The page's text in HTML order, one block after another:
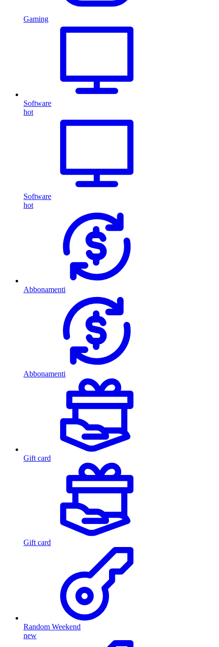
Gaming
Software
hot
Software
hot
Abbonamenti
Abbonamenti
Gift card
Gift card
Random Weekend
new